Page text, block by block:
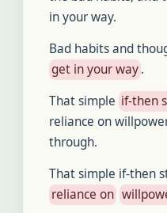
in your way.
Bad habits and
get in your way.
That simple if-then
reliance on
through.
That simple if-then
reliance on